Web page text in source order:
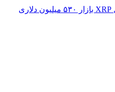
رأی‌گیری حریم خصوصی دفترکل XRP بازار ۵۳۰ میلیون دلاری